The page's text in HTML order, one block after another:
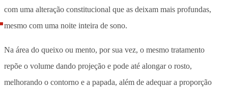
com uma alteração constitucional que as deixam mais profundas,
mesmo com uma noite inteira de sono.
Na área do queixo ou mento, por sua vez, o mesmo tratamento
repõe o volume dando projeção e pode até alongar o rosto,
melhorando o contorno e a papada, além de adequar a proporção